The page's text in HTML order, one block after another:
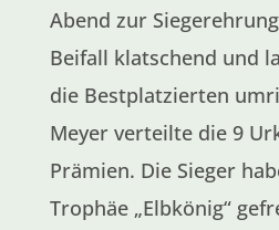
Abend zur
Beifall klatschend und
die Bestplatzierten
Meyer verteilte die 9
Prämien. Die Sieger
Trophäe „Elbkönig“